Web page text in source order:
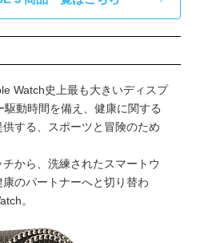
Watch史上最も大きいディスプ
動時間を備え、健康に関する
する、スポーツと冒険のため
から、洗練されたスマートウ
のパートナーへと切り替わ
。